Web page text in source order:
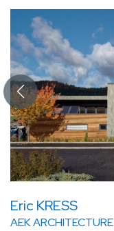
Eric KRESS
AEK ARCHITECTURE